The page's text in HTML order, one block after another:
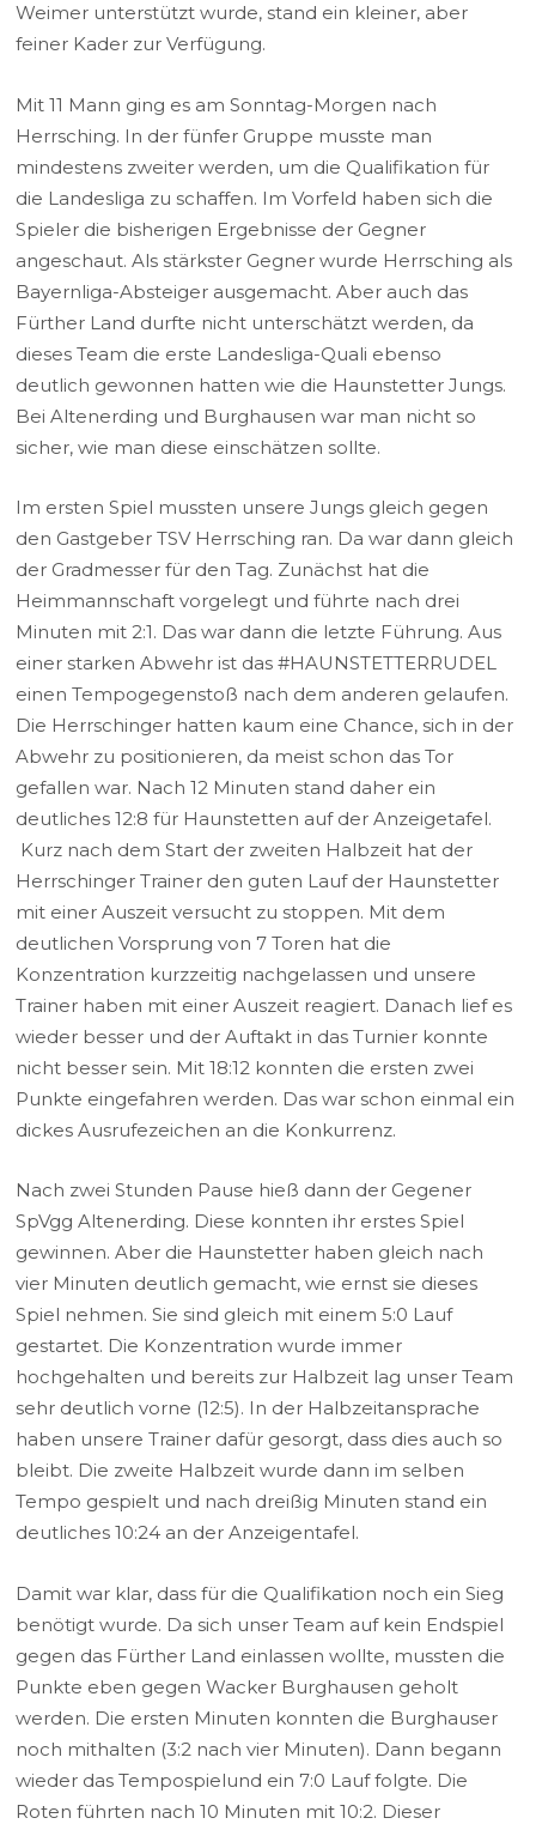
Weimer unterstützt wurde, stand ein kleiner, aber
feiner Kader zur Verfügung.
Mit 11 Mann ging es am Sonntag-Morgen nach
Herrsching. In der fünfer Gruppe musste man
mindestens zweiter werden, um die Qualifikation für
die Landesliga zu schaffen. Im Vorfeld haben sich die
Spieler die bisherigen Ergebnisse der Gegner
angeschaut. Als stärkster Gegner wurde Herrsching als
Bayernliga-Absteiger ausgemacht. Aber auch das
Fürther Land durfte nicht unterschätzt werden, da
dieses Team die erste Landesliga-Quali ebenso
deutlich gewonnen hatten wie die Haunstetter Jungs.
Bei Altenerding und Burghausen war man nicht so
sicher, wie man diese einschätzen sollte.
Im ersten Spiel mussten unsere Jungs gleich gegen
den Gastgeber TSV Herrsching ran. Da war dann gleich
der Gradmesser für den Tag. Zunächst hat die
Heimmannschaft vorgelegt und führte nach drei
Minuten mit 2:1. Das war dann die letzte Führung. Aus
einer starken Abwehr ist das #HAUNSTETTERRUDEL
einen Tempogegenstoß nach dem anderen gelaufen.
Die Herrschinger hatten kaum eine Chance, sich in der
Abwehr zu positionieren, da meist schon das Tor
gefallen war. Nach 12 Minuten stand daher ein
deutliches 12:8 für Haunstetten auf der Anzeigetafel.
Kurz nach dem Start der zweiten Halbzeit hat der
Herrschinger Trainer den guten Lauf der Haunstetter
mit einer Auszeit versucht zu stoppen. Mit dem
deutlichen Vorsprung von 7 Toren hat die
Konzentration kurzzeitig nachgelassen und unsere
Trainer haben mit einer Auszeit reagiert. Danach lief es
wieder besser und der Auftakt in das Turnier konnte
nicht besser sein. Mit 18:12 konnten die ersten zwei
Punkte eingefahren werden. Das war schon einmal ein
dickes Ausrufezeichen an die Konkurrenz.
Nach zwei Stunden Pause hieß dann der Gegener
SpVgg Altenerding. Diese konnten ihr erstes Spiel
gewinnen. Aber die Haunstetter haben gleich nach
vier Minuten deutlich gemacht, wie ernst sie dieses
Spiel nehmen. Sie sind gleich mit einem 5:0 Lauf
gestartet. Die Konzentration wurde immer
hochgehalten und bereits zur Halbzeit lag unser Team
sehr deutlich vorne (12:5). In der Halbzeitansprache
haben unsere Trainer dafür gesorgt, dass dies auch so
bleibt. Die zweite Halbzeit wurde dann im selben
Tempo gespielt und nach dreißig Minuten stand ein
deutliches 10:24 an der Anzeigentafel.
Damit war klar, dass für die Qualifikation noch ein Sieg
benötigt wurde. Da sich unser Team auf kein Endspiel
gegen das Fürther Land einlassen wollte, mussten die
Punkte eben gegen Wacker Burghausen geholt
werden. Die ersten Minuten konnten die Burghauser
noch mithalten (3:2 nach vier Minuten). Dann begann
wieder das Tempospielund ein 7:0 Lauf folgte. Die
Roten führten nach 10 Minuten mit 10:2. Dieser